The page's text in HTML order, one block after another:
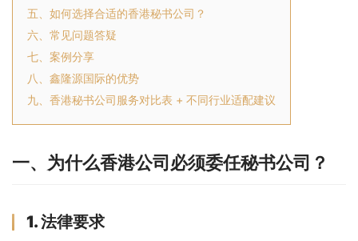
五、如何选择合适的香港秘书公司？
六、常见问题答疑
七、案例分享
八、鑫隆源国际的优势
九、香港秘书公司服务对比表 + 不同行业适配建议
一、为什么香港公司必须委任秘书公司？
1. 法律要求